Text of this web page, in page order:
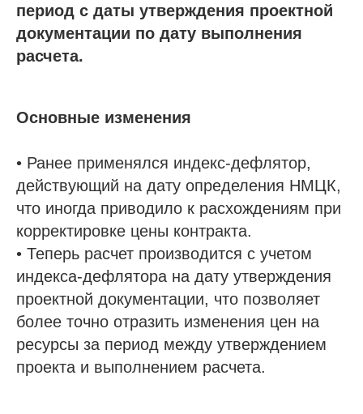
период с даты утверждения проектной
документации по дату выполнения
расчета.
Основные изменения
• Ранее применялся индекс-дефлятор,
действующий на дату определения НМЦК,
что иногда приводило к расхождениям при
корректировке цены контракта.
• Теперь расчет производится с учетом
индекса-дефлятора на дату утверждения
проектной документации, что позволяет
более точно отразить изменения цен на
ресурсы за период между утверждением
проекта и выполнением расчета.